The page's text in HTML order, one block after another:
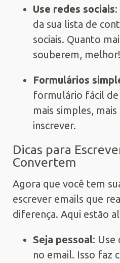
Use redes sociais
da sua lista de
sociais. Quanto
souberem, melhor!
Formulários
formulário fácil de
mais simples, mais
inscrever.
Dicas para
Convertem
Agora que você tem
escrever emails que
diferença. Aqui estão
Seja pessoal: Use
no email. Isso faz